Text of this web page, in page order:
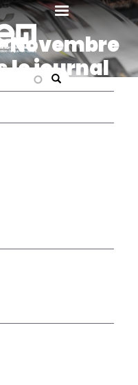
search
Novembre
le journal